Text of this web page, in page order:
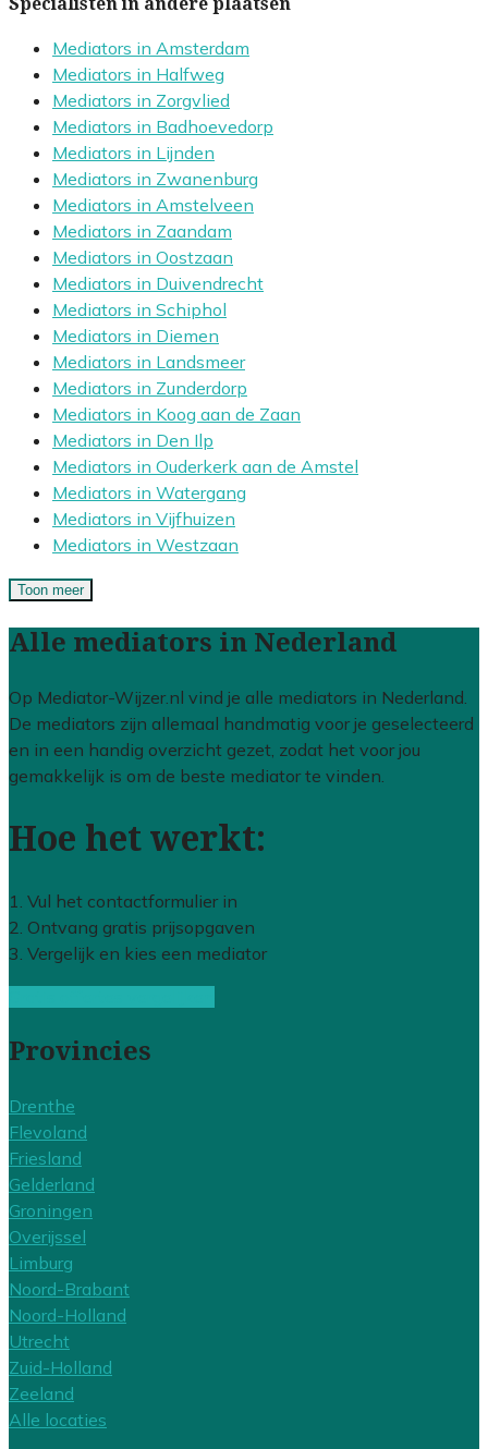
Specialisten in andere plaatsen
Mediators in Amsterdam
Mediators in Halfweg
Mediators in Zorgvlied
Mediators in Badhoevedorp
Mediators in Lijnden
Mediators in Zwanenburg
Mediators in Amstelveen
Mediators in Zaandam
Mediators in Oostzaan
Mediators in Duivendrecht
Mediators in Schiphol
Mediators in Diemen
Mediators in Landsmeer
Mediators in Zunderdorp
Mediators in Koog aan de Zaan
Mediators in Den Ilp
Mediators in Ouderkerk aan de Amstel
Mediators in Watergang
Mediators in Vijfhuizen
Mediators in Westzaan
Toon meer
Alle mediators in Nederland
Op Mediator-Wijzer.nl vind je alle mediators in Nederland.
De mediators zijn allemaal handmatig voor je geselecteerd
en in een handig overzicht gezet, zodat het voor jou
gemakkelijk is om de beste mediator te vinden.
Hoe het werkt:
1. Vul het contactformulier in
2. Ontvang gratis prijsopgaven
3. Vergelijk en kies een mediator
Provincies
Drenthe
Flevoland
Friesland
Gelderland
Groningen
Overijssel
Limburg
Noord-Brabant
Noord-Holland
Utrecht
Zuid-Holland
Zeeland
Alle locaties